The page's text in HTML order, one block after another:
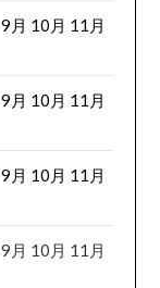
9月 10月 11月
9月 10月 11月
9月 10月 11月
9月 10月 11月